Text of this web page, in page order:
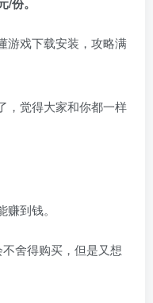
游戏下载安装，攻略满
，觉得大家和你都一样
到钱。
舍得购买，但是又想